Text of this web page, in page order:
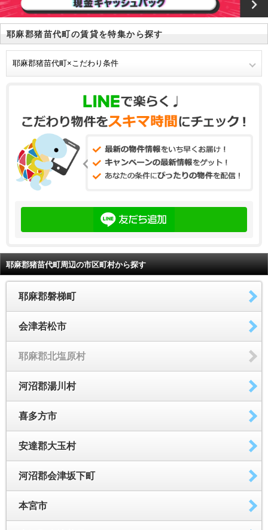
耶麻郡猪苗代町の賃貸を特集から探す
耶麻郡猪苗代町×こだわり条件
耶麻郡猪苗代町周辺の市区町村から探す
耶麻郡磐梯町
会津若松市
耶麻郡北塩原村
河沼郡湯川村
喜多方市
安達郡大玉村
河沼郡会津坂下町
本宮市